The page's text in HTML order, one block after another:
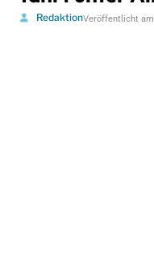
RedaktionVeröffentlicht am